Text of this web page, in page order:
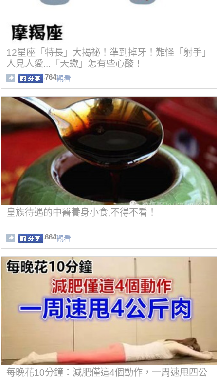
12星座「特長」大揭祕！準到掉牙！難怪「射手」
人見人愛...「天蠍」怎有些心酸！
764觀看
皇族待遇的中醫養身小食,不得不看！
664觀看
每晚花10分鐘：減肥僅這4個動作，一周速甩四公